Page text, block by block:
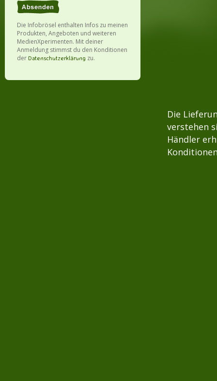
Die Infobrösel enthalten Infos zu meinen
Produkten, Angeboten und weiteren
MedienXperimenten. Mit deiner
Anmeldung stimmst du den Konditionen
der Datenschutzerklärung zu.
Die
verstehen
Händler